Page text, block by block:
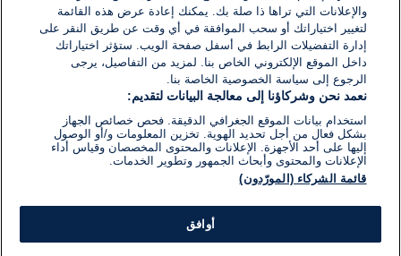
والإعلانات التي تراها ذا صلة بك. يمكنك إعادة عرض هذه القائمة
لتغيير اختياراتك أو سحب الموافقة في أي وقت عن طريق النقر على
إدارة التفضيلات الرابط في أسفل صفحة الويب. ستؤثر اختياراتك
داخل الموقع الإلكتروني الخاص بنا. لمزيد من التفاصيل، يرجى
الرجوع إلى سياسة الخصوصية الخاصة بنا.
نعمد نحن وشركاؤنا إلى معالجة البيانات لتقديم:
استخدام بيانات الموقع الجغرافي الدقيقة. فحص خصائص الجهاز
بشكل فعال من أجل تحديد الهوية. تخزين المعلومات و/أو الوصول
إليها على أحد الأجهزة. الإعلانات والمحتوى المخصصان وقياس أداء
الإعلانات والمحتوى وأبحاث الجمهور وتطوير الخدمات.
قائمة الشركاء (المورّدون)
أوافق